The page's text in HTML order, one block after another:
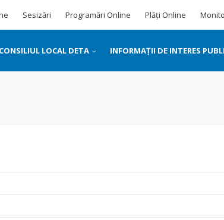
Sesizări Programări Online Plăți Online
CONSILIUL LOCAL DETA INFORMAȚII DE INTERES